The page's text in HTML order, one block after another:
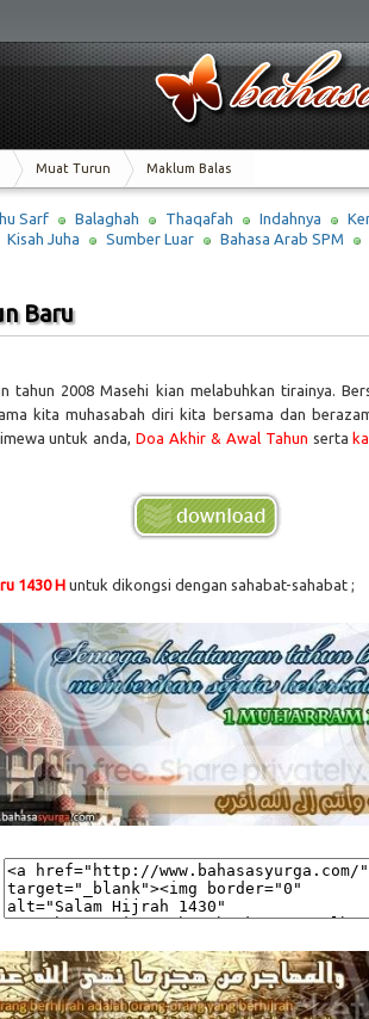
Muat Turun Maklum Balas
Sarf Balaghah Thaqafah Indahnya
Kisah Juha Sumber Luar Bahasa Arab SPM
Baru
tahun 2008 Masehi kian melabuhkan tirainya.
kita muhasabah diri kita bersama dan
untuk anda,Doa Akhir & Awal Tahun serta
1430 H untuk dikongsi dengan sahabat-sahabat ;